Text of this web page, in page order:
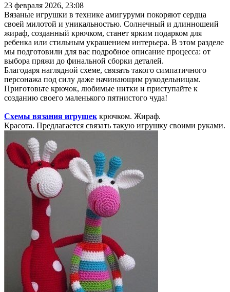
23 февраля 2026, 23:08
Вязаные игрушки в технике амигуруми покоряют сердца
своей милотой и уникальностью. Солнечный и длинношеий
жираф, созданный крючком, станет ярким подарком для
ребенка или стильным украшением интерьера. В этом разделе
мы подготовили для вас подробное описание процесса: от
выбора пряжи до финальной сборки деталей.
Благодаря наглядной схеме, связать такого симпатичного
персонажа под силу даже начинающим рукодельницам.
Приготовьте крючок, любимые нитки и приступайте к
созданию своего маленького пятнистого чуда!
Схемы вязания игрушек крючком. Жираф.
Красота. Предлагается связать такую игрушку своими руками.